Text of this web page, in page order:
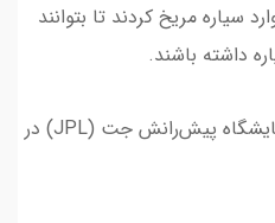
سیاره مریخ کردند تا بتوانند
داشته باشند.
«ایان کلارک»، مهندس سابق آزمایشگاه پیش‌رانش جت (JPL) در